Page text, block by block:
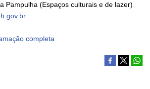
Pampulha (Espaços culturais e de lazer)
completa